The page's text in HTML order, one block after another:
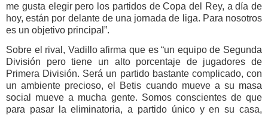
me gusta elegir pero los partidos de Copa del Rey, a día de
hoy, están por delante de una jornada de liga. Para nosotros
es un objetivo principal”.
Sobre el rival, Vadillo afirma que es “un equipo de Segunda
División pero tiene un alto porcentaje de jugadores de
Primera División. Será un partido bastante complicado, con
un ambiente precioso, el Betis cuando mueve a su masa
social mueve a mucha gente. Somos conscientes de que
para pasar la eliminatoria, a partido único y en su casa,